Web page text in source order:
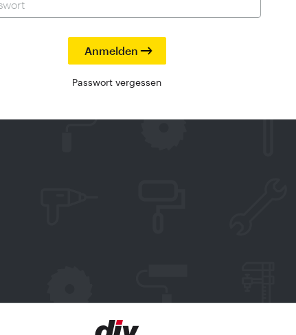
Passwort vergessen